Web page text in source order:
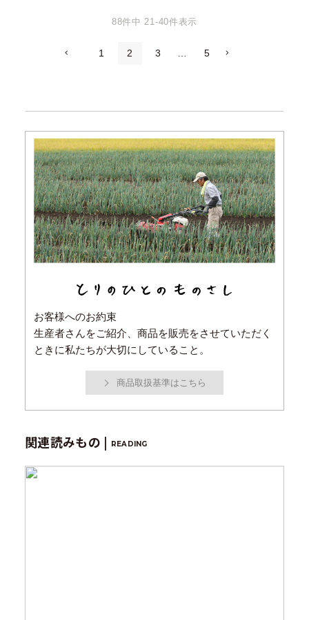
88件中 21 -40件表示
1 2 3 … 5
お客様へのお約束
生産者さんをご紹介、商品を販売をさせていただく
ときに私たちが大切にしていること。
商品取扱基準はこちら
関連読みもの | READING